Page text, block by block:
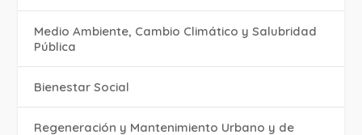
Medio Ambiente, Cambio Climático y Salubridad
Pública
Bienestar Social
Regeneración y Mantenimiento Urbano y de